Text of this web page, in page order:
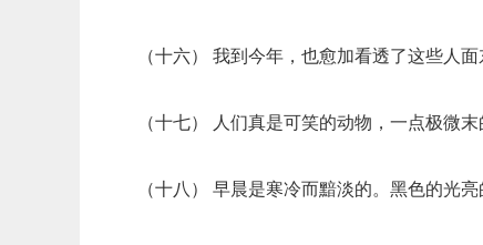
（十六） 我到今年，也愈加看透了这些人面
（十七） 人们真是可笑的动物，一点极微
（十八） 早晨是寒冷而黯淡的。黑色的光